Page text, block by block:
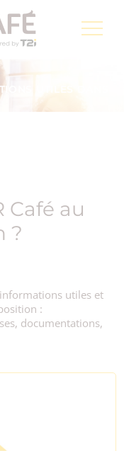
la transformation
Suisse
UTILES DANS
Café au
?
utiles et
:
documentations,